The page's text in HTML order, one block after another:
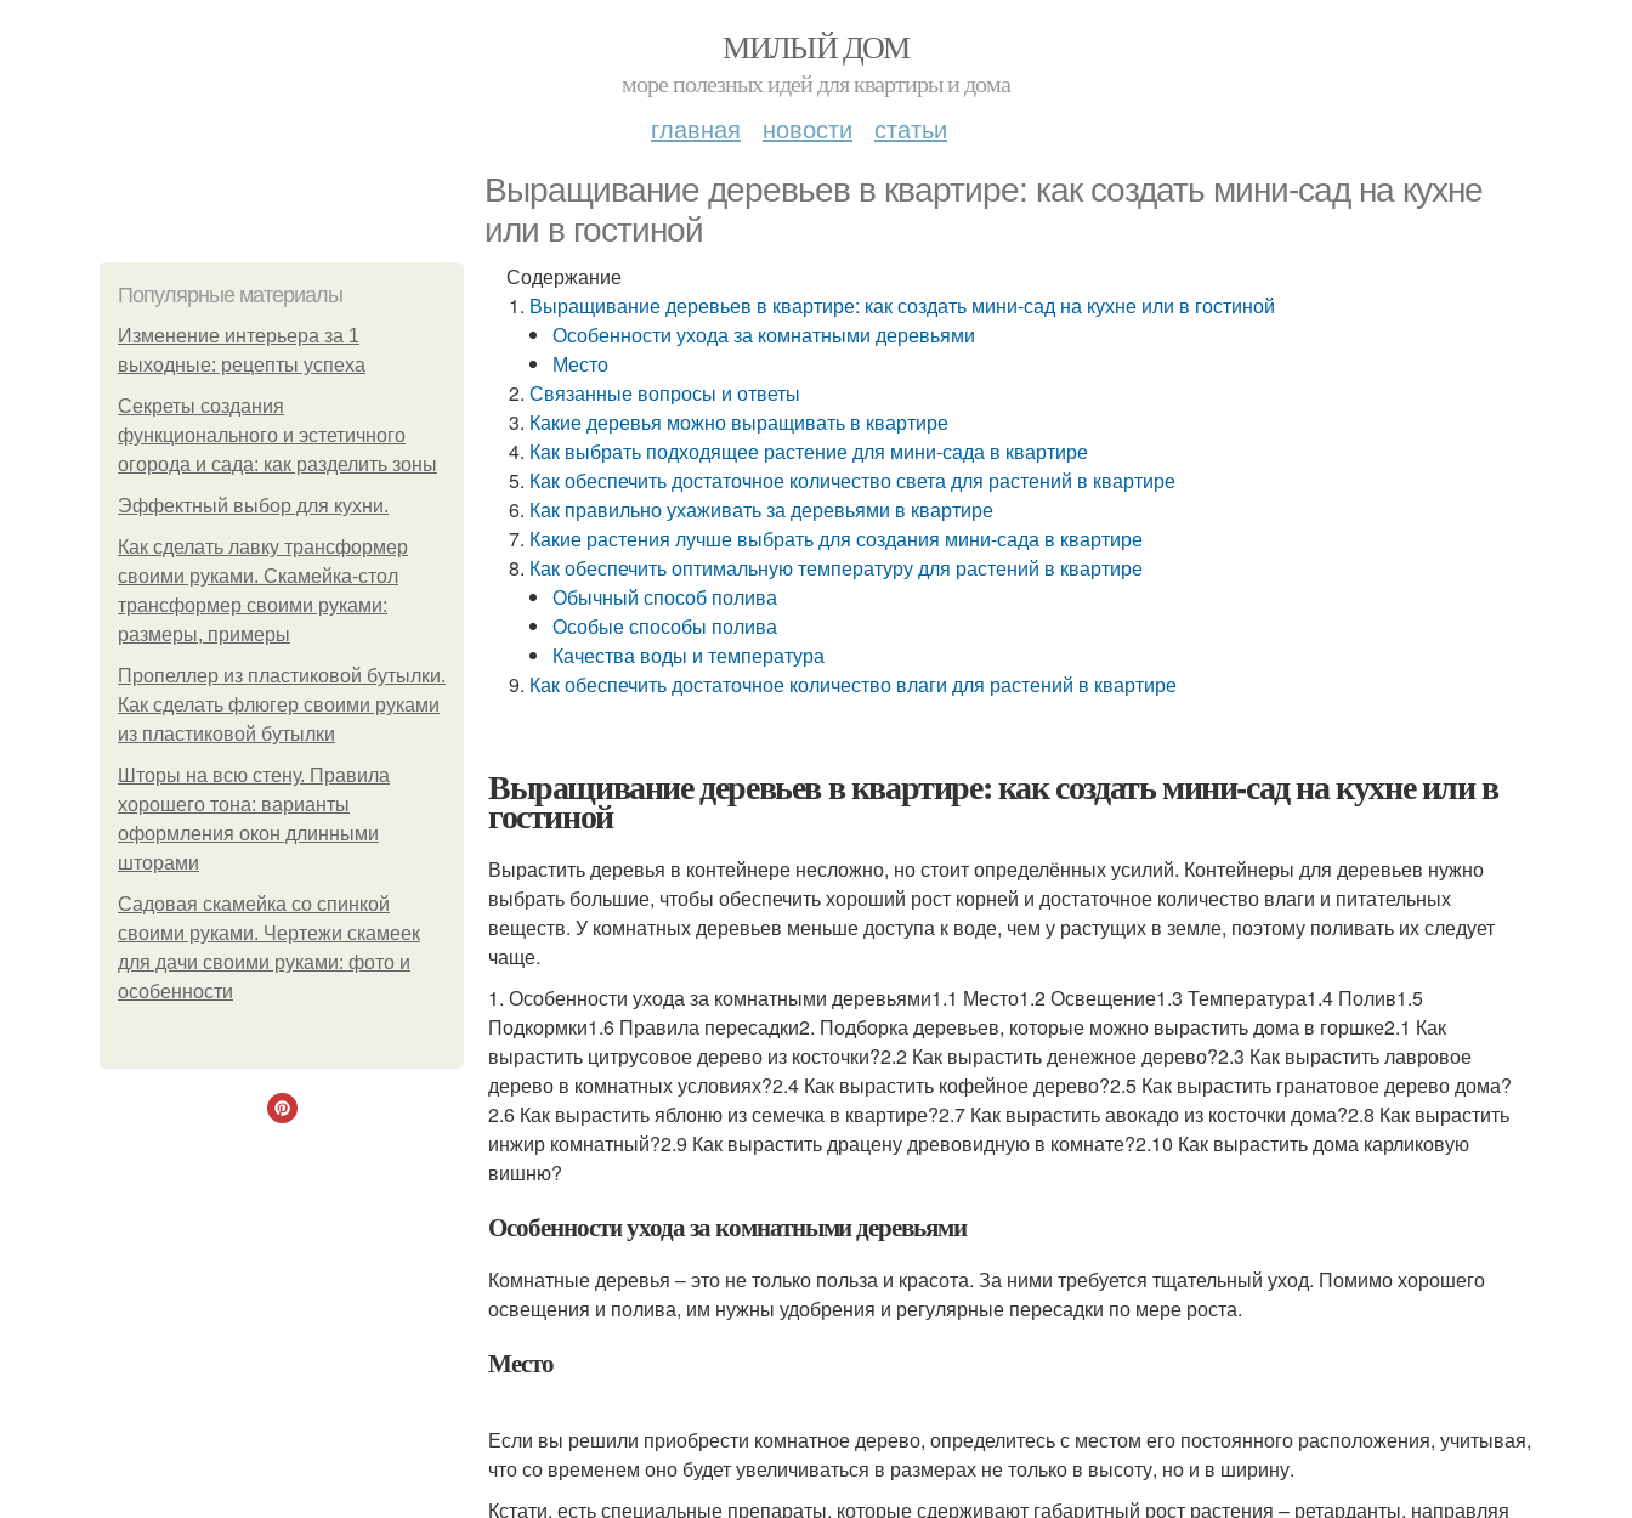
МИЛЫЙ ДОМ
море полезных идей для квартиры и дома
главная новости статьи
Выращивание деревьев в квартире: как создать мини-сад на кухне
или в гостиной
Популярные материалы
Изменение интерьера за 1
выходные: рецепты успеха
Секреты создания
функционального и эстетичного
огорода и сада: как разделить зоны
Эффектный выбор для кухни.
Как сделать лавку трансформер
своими руками. Скамейка-стол
трансформер своими руками:
размеры, примеры
Пропеллер из пластиковой бутылки.
Как сделать флюгер своими руками
из пластиковой бутылки
Шторы на всю стену. Правила
хорошего тона: варианты
оформления окон длинными
шторами
Садовая скамейка со спинкой
своими руками. Чертежи скамеек
для дачи своими руками: фото и
особенности
Содержание
Выращивание деревьев в квартире: как создать мини-сад на кухне или в гостиной
Особенности ухода за комнатными деревьями
Место
Связанные вопросы и ответы
Какие деревья можно выращивать в квартире
Как выбрать подходящее растение для мини-сада в квартире
Как обеспечить достаточное количество света для растений в квартире
Как правильно ухаживать за деревьями в квартире
Какие растения лучше выбрать для создания мини-сада в квартире
Как обеспечить оптимальную температуру для растений в квартире
Обычный способ полива
Особые способы полива
Качества воды и температура
Как обеспечить достаточное количество влаги для растений в квартире
Выращивание деревьев в квартире: как создать мини-сад на кухне или в
гостиной
Вырастить деревья в контейнере несложно, но стоит определённых усилий. Контейнеры для деревьев нужно
выбрать большие, чтобы обеспечить хороший рост корней и достаточное количество влаги и питательных
веществ. У комнатных деревьев меньше доступа к воде, чем у растущих в земле, поэтому поливать их следует
чаще.
1. Особенности ухода за комнатными деревьями1.1 Место1.2 Освещение1.3 Температура1.4 Полив1.5
Подкормки1.6 Правила пересадки2. Подборка деревьев, которые можно вырастить дома в горшке2.1 Как
вырастить цитрусовое дерево из косточки?2.2 Как вырастить денежное дерево?2.3 Как вырастить лавровое
дерево в комнатных условиях?2.4 Как вырастить кофейное дерево?2.5 Как вырастить гранатовое дерево дома?
2.6 Как вырастить яблоню из семечка в квартире?2.7 Как вырастить авокадо из косточки дома?2.8 Как вырастить
инжир комнатный?2.9 Как вырастить драцену древовидную в комнате?2.10 Как вырастить дома карликовую
вишню?
Особенности ухода за комнатными деревьями
Комнатные деревья – это не только польза и красота. За ними требуется тщательный уход. Помимо хорошего
освещения и полива, им нужны удобрения и регулярные пересадки по мере роста.
Место
Если вы решили приобрести комнатное дерево, определитесь с местом его постоянного расположения, учитывая,
что со временем оно будет увеличиваться в размерах не только в высоту, но и в ширину.
Кстати, есть специальные препараты, которые сдерживают габаритный рост растения – ретарданты, направляя